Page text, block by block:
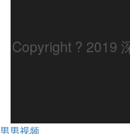
Copyright ? 2019
男男视频